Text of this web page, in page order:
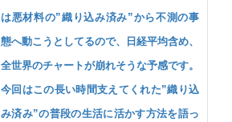
は悪材料の”織り込み済み”から不測の事
態へ動こうとしてるので、日経平均含め、
全世界のチャートが崩れそうな予感です。
今回はこの長い時間支えてくれた”織り込
み済み”の普段の生活に活かす方法を語っ